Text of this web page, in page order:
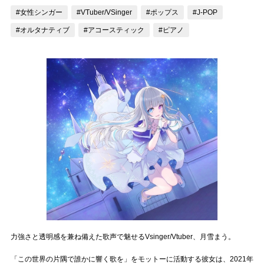
お問い合わせ
記事リクエスト
ログイン
muevoクラウドファンディング
muevoコミュニティ
ぶいクラ！by muevo
ぶいコミュ！by muevo
ぶいマガ！ by muevo
Follow us
#女性シンガー #VTuber/VSinger #ポップス #J-POP
#オルタナティブ #アコースティック #ピアノ
力強さと透明感を兼ね備えた歌声で魅せるVsinger/Vtuber、月雪まう。
「この世界の片隅で誰かに響く歌を」をモットーに活動する彼女は、2021年